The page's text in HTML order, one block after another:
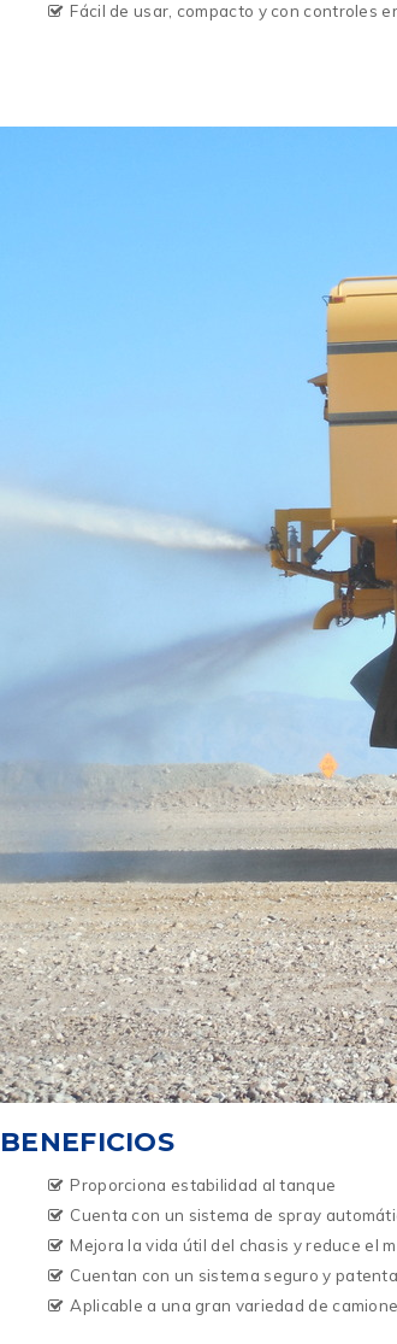
Fácil de usar, compacto y con controles
BENEFICIOS
Proporciona estabilidad al tanque
Cuenta con un sistema de spray
Mejora la vida útil del chasis y reduce el
Cuentan con un sistema seguro y
Aplicable a una gran variedad de